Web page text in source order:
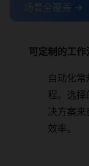
场景全覆盖 →
可定制的工作
自动化
程。选
决方案来
效率。